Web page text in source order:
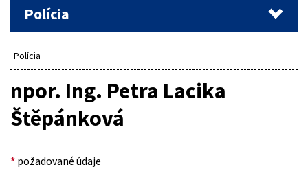
Polícia
Polícia
npor. Ing. Petra Lacika
Štěpánková
* požadované údaje